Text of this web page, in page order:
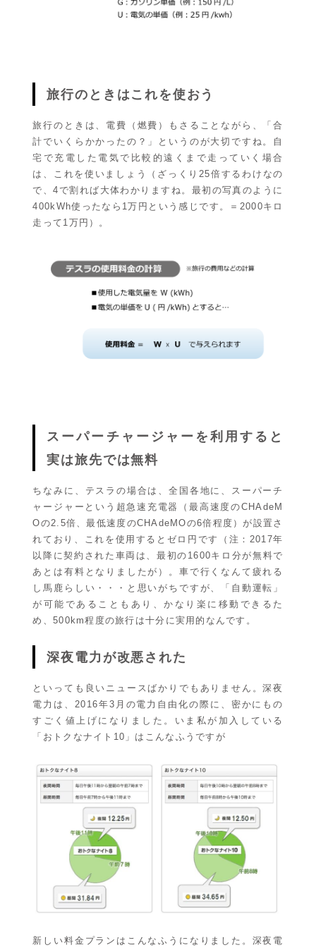
旅行のときはこれを使おう
旅行のときは、電費（燃費）もさることながら、「合
計でいくらかかったの？」というのが大切ですね。自
宅で充電した電気で比較的遠くまで走っていく場合
は、これを使いましょう（ざっくり25倍するわけなの
で、4で割れば大体わかりますね。最初の写真のように
400kWh使ったなら1万円という感じです。＝2000キロ
走って1万円）。
スーパーチャージャーを利用すると
実は旅先では無料
ちなみに、テスラの場合は、全国各地に、スーパーチ
ャージャーという超急速充電器（最高速度のCHAdeM
Oの2.5倍、最低速度のCHAdeMOの6倍程度）が設置さ
れており、これを使用するとゼロ円です（注：2017年
以降に契約された車両は、最初の1600キロ分が無料で
あとは有料となりましたが）。車で行くなんて疲れる
し馬鹿らしい・・・と思いがちですが、「自動運転」
が可能であることもあり、かなり楽に移動できるた
め、500km程度の旅行は十分に実用的なんです。
深夜電力が改悪された
といっても良いニュースばかりでもありません。深夜
電力は、2016年3月の電力自由化の際に、密かにもの
すごく値上げになりました。いま私が加入している
「おトクなナイト10」はこんなふうですが
新しい料金プランはこんなふうになりました。深夜電